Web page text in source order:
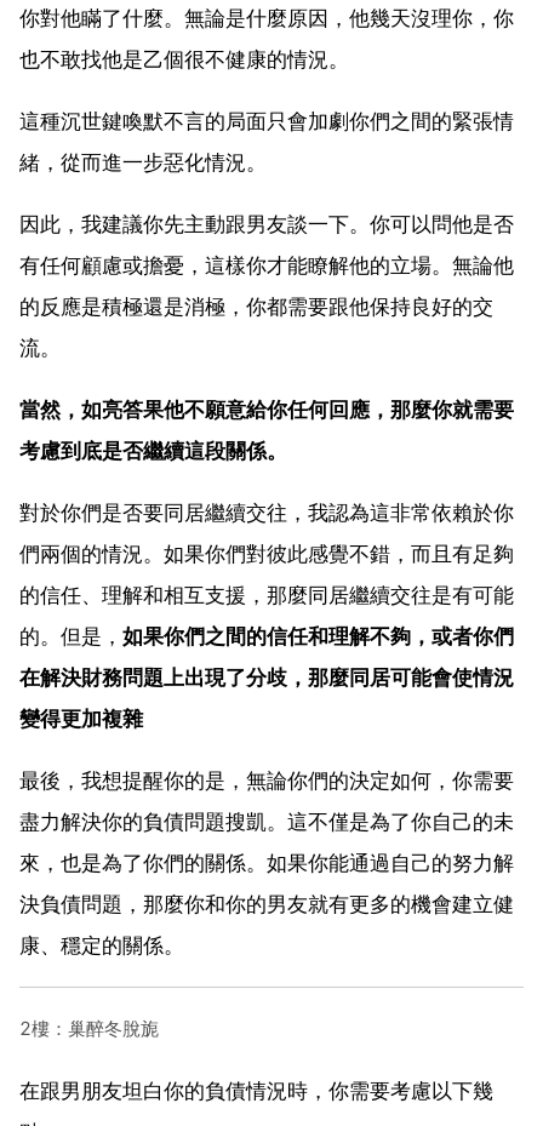
你對他瞞了什麼。無論是什麼原因，他幾天沒理你，你
也不敢找他是乙個很不健康的情況。
這種沉世鍵喚默不言的局面只會加劇你們之間的緊張情
緒，從而進一步惡化情況。
因此，我建議你先主動跟男友談一下。你可以問他是否
有任何顧慮或擔憂，這樣你才能瞭解他的立場。無論他
的反應是積極還是消極，你都需要跟他保持良好的交
流。
當然，如亮答果他不願意給你任何回應，那麼你就需要
考慮到底是否繼續這段關係。
對於你們是否要同居繼續交往，我認為這非常依賴於你
們兩個的情況。如果你們對彼此感覺不錯，而且有足夠
的信任、理解和相互支援，那麼同居繼續交往是有可能
的。但是， 如果你們之間的信任和理解不夠，或者你們
在解決財務問題上出現了分歧，那麼同居可能會使情況
變得更加複雜
最後，我想提醒你的是，無論你們的決定如何，你需要
盡力解決你的負債問題搜凱。這不僅是為了你自己的未
來，也是為了你們的關係。如果你能通過自己的努力解
決負債問題，那麼你和你的男友就有更多的機會建立健
康、穩定的關係。
2樓：巢醉冬脫旎
在跟男朋友坦白你的負債情況時，你需要考慮以下幾